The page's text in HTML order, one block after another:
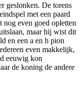
geslonken. De torens
met een paard
nog even goed opletten
maar hij wist dit
en een a en h pion
even makkelijk,
eeuwig kon
de koning de andere